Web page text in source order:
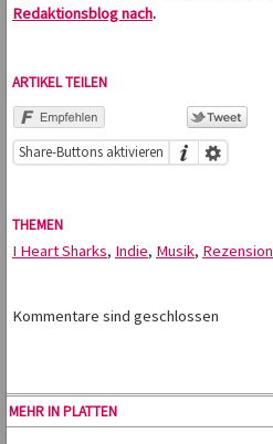
Redaktionsblog nach.
ARTIKEL TEILEN
Share-Buttons aktivieren
THEMEN
I Heart Sharks, Indie, Musik, Rezension
Kommentare sind geschlossen
MEHR IN PLATTEN